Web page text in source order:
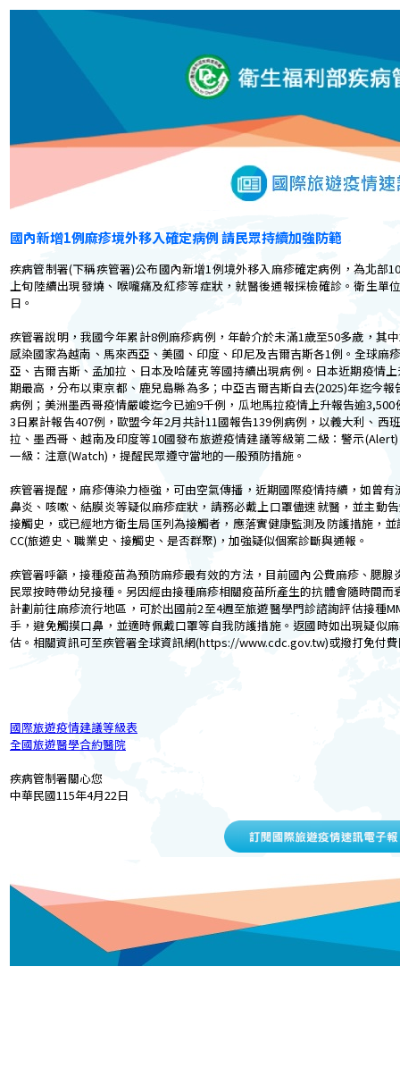
國內新增1例麻疹境外移入確定病例 請民眾持續加強防範
疾病管制署(下稱疾管署)公布國內新增1例境外移入麻疹確定病例，為北部
上旬陸續出現發燒、喉嚨痛及紅疹等症狀，就醫後通報採檢確診。衛生單
日。
疾管署說明，我國今年累計8例麻疹病例，年齡介於未滿1歲至50多歲，其
感染國家為越南、馬來西亞、美國、印度、印尼及吉爾吉斯各1例。全球麻
亞、吉爾吉斯、孟加拉、日本及哈薩克等國持續出現病例。日本近期疫情
期最高，分布以東京都、鹿兒島縣為多；中亞吉爾吉斯自去(2025)年迄今
病例；美洲墨西哥疫情嚴峻迄今已逾9千例，瓜地馬拉疫情上升報告逾
3日累計報告407例，歐盟今年2月共計11國報告139例病例，以義大利、西
拉、墨西哥、越南及印度等10國發布旅遊疫情建議等級第二級：警示
一級：注意(Watch)，提醒民眾遵守當地的一般預防措施。
疾管署提醒，麻疹傳染力極強，可由空氣傳播，近期國際疫情持續，如曾
鼻炎、咳嗽、結膜炎等疑似麻疹症狀，請務必戴上口罩儘速就醫，並主動
接觸史，或已經地方衛生局匡列為接觸者，應落實健康監測及防護措施，
CC(旅遊史、職業史、接觸史、是否群聚)，加強疑似個案診斷與通報。
疾管署呼籲，接種疫苗為預防麻疹最有效的方法，目前國內公費麻疹、腮腺
民眾按時帶幼兒接種。另因經由接種麻疹相關疫苗所產生的抗體會隨時間
計劃前往麻疹流行地區，可於出國前2至4週至旅遊醫學門診諮詢評估接種
手，避免觸摸口鼻，並適時佩戴口罩等自我防護措施。返國時如出現疑似
估。相關資訊可至疾管署全球資訊網(https://www.cdc.gov.tw)或撥打免付
國際旅遊疫情建議等級表
全國旅遊醫學合約醫院
疾病管制署關心您
中華民國115年4月22日